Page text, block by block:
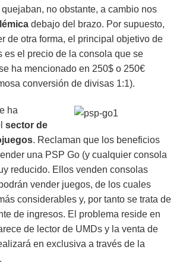
no obstante, a cambio nos
debajo del brazo. Por supuesto,
de otra forma, el principal objetivo de
es el precio de la consola que se
ha mencionado en 250$ o 250€
conversión de divisas 1:1).
ha
sector de
. Reclaman que los beneficios
una PSP Go (y cualquier consola
reducido. Ellos venden consolas
vender juegos, de los cuales
considerables y, por tanto se trata de
de ingresos. El problema reside en
de lector de UMDs y la venta de
en exclusiva a través de la